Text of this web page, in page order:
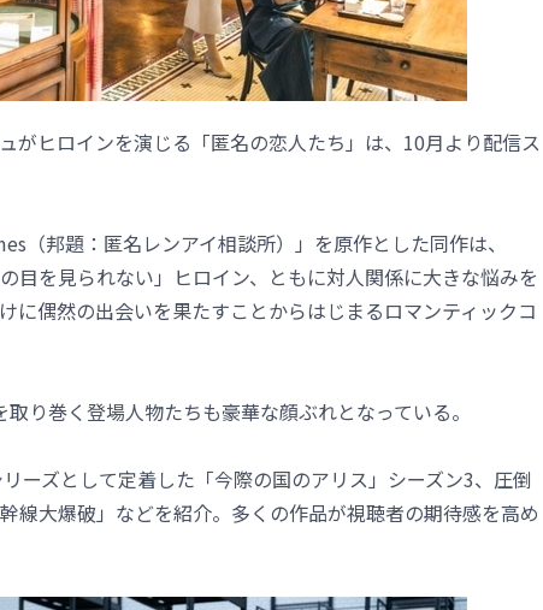
がヒロインを演じる「匿名の恋人たち」は、10月より配信ス
（邦題：匿名レンアイ相談所）」を原作とした同作は、
目を見られない」ヒロイン、ともに対人関係に大きな悩みを
に偶然の出会いを果たすことからはじまるロマンティックコ
り巻く登場人物たちも豪華な顔ぶれとなっている。
ーズとして定着した「今際の国のアリス」シーズン3、圧倒
線大爆破」などを紹介。多くの作品が視聴者の期待感を高め